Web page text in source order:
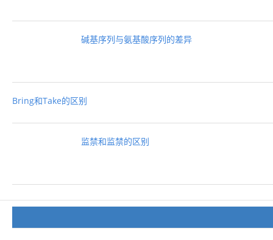
碱基序列与氨基酸序列的差异
Bring和Take的区别
监禁和监禁的区别